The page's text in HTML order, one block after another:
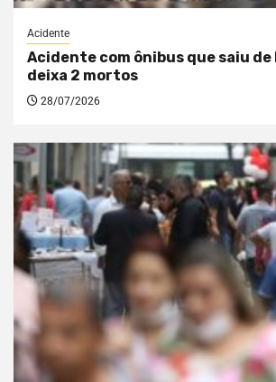
Acidente
Acidente com ônibus que saiu
deixa 2 mortos
28/07/2026